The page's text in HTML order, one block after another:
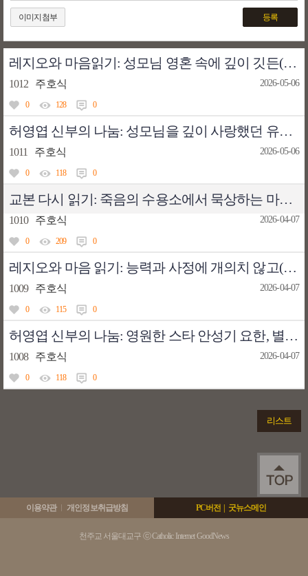
이미지첨부 등록
레지오와 마음읽기: 성모님 영혼 속에 깊이 깃든(벽에 붙은 파리 효과)
1012 주호식 2026-05-06
0 128 0
허영엽 신부의 나눔: 성모님을 깊이 사랑했던 유경촌 주교님
1011 주호식 2026-05-06
0 118 0
교본 다시 읽기: 죽음의 수용소에서 묵상하는 마니피캇(레지오 마리애의 까떼나)
1010 주호식 2026-04-07
0 209 0
레지오와 마음 읽기: 능력과 사정에 개의치 않고(의도적 언보싱)
1009 주호식 2026-04-07
0 115 0
허영엽 신부의 나눔: 영원한 스타 안성기 요한, 별이 지다
1008 주호식 2026-04-07
0 118 0
리스트
이용약관 개인정보취급방침 PC버전 굿뉴스메인
천주교 서울대교구 ⓒ Catholic Internet GoodNews